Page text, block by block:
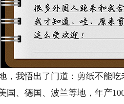
我悟出了门道：剪纸不能吃
国、德国、波兰等地，年产